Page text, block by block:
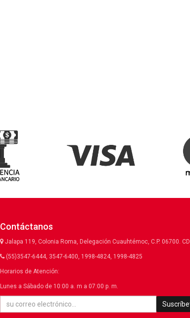
Contáctanos
Jalapa 119, Colonia Roma, Delegación Cuauhtémoc, C.P. 06700.
(55)3547-6444, 3547-6400, 1998-4824, 1998-4825
Horarios de Atención:
Lunes a Sábado de 10:00 a. m a 07:00 p. m.